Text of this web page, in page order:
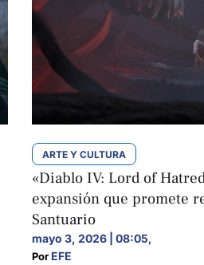
ARTE Y CULTURA
«Diablo IV: Lord of
expansión que promete
Santuario
mayo 3, 2026 | 08:05,
Por EFE